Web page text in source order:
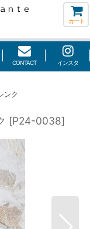
カート
CONTACT インスタ
ンク
[P24-0038]